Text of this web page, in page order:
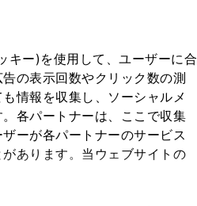
キー)を使用して、ユーザーに合
の表示回数やクリック数の測
情報を収集し、ソーシャルメ
各パートナーは、ここで収集
ーが各パートナーのサービス
あります。当ウェブサイトの